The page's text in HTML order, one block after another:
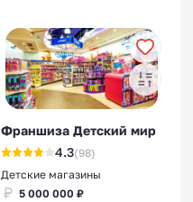
Франшиза Детский мир
4.3(98)
Детские магазины
5 000 000 ₽